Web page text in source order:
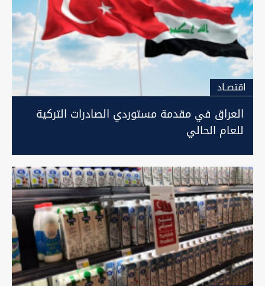
اقتصـاد
العراق في مقدمة مستوردي الصادرات التركية
للعام الحالي